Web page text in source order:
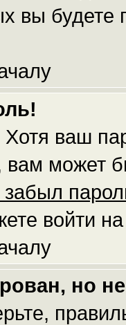
вы будете
Хотя ваш
вам может
войти
но